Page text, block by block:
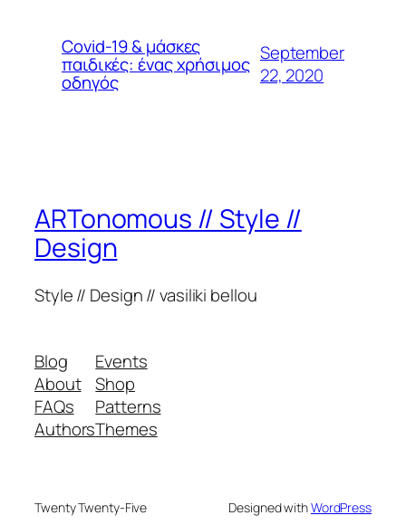
Covid-19 & μάσκες
παιδικές: ένας χρήσιμος
οδηγός
September
22, 2020
ARTonomous // Style //
Design
Style // Design // vasiliki bellou
Blog
About
FAQs
Authors
Events
Shop
Patterns
Themes
Twenty Twenty-Five Designed withWordPress